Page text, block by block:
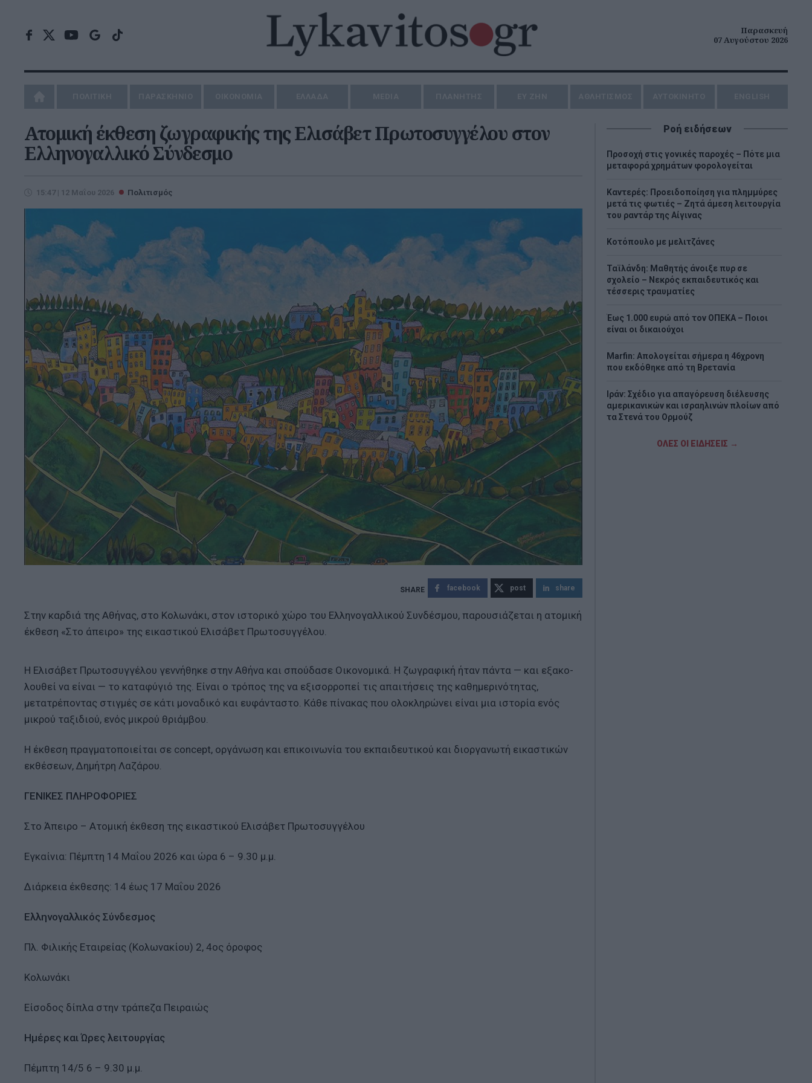
Παρασκευή
07 Αυγούστου 2026
Ατομική έκθεση ζωγραφικής της Ελισάβετ Πρωτοσυγγέλου στον
Ελληνογαλλικό Σύνδεσμο
15:47 | 12 Μαΐου 2026 Πολιτισμός
facebook post share
Στην καρδιά της Αθήνας, στο Κολωνάκι, στον ιστορικό χώρο του Ελληνογαλλικού Συνδέσμου, παρουσιάζεται η ατομική
έκθεση «Στο άπειρο» της εικαστικού Ελισάβετ Πρωτοσυγγέλου.
Η Ελισάβετ Πρωτοσυγγέλου γεννήθηκε στην Αθήνα και σπούδασε Οικονομικά. Η ζωγραφική ήταν πάντα — και εξακο-
λουθεί να είναι — το καταφύγιό της. Είναι ο τρόπος της να εξισορροπεί τις απαιτήσεις της καθημερινότητας,
μετατρέποντας στιγμές σε κάτι μοναδικό και ευφάνταστο. Κάθε πίνακας που ολοκληρώνει είναι μια ιστορία ενός
μικρού ταξιδιού, ενός μικρού θριάμβου.
Η έκθεση πραγματοποιείται σε concept, οργάνωση και επικοινωνία του εκπαιδευτικού και διοργανωτή εικαστικών
εκθέσεων, Δημήτρη Λαζάρου.
ΓΕΝΙΚΕΣ ΠΛΗΡΟΦΟΡΙΕΣ
Στο Άπειρο – Ατομική έκθεση της εικαστικού Ελισάβετ Πρωτοσυγγέλου
Εγκαίνια: Πέμπτη 14 Μαΐου 2026 και ώρα 6 – 9.30 μ.μ.
Διάρκεια έκθεσης: 14 έως 17 Μαΐου 2026
Ελληνογαλλικός Σύνδεσμος
Πλ. Φιλικής Εταιρείας (Κολωνακίου) 2, 4ος όροφος
Κολωνάκι
Είσοδος δίπλα στην τράπεζα Πειραιώς
Ημέρες και Ώρες λειτουργίας
Πέμπτη 14/5 6 – 9.30 μ.μ.
Ροή ειδήσεων
Προσοχή στις γονικές παροχές – Πότε μια
μεταφορά χρημάτων φορολογείται
Καντερές: Προειδοποίηση για πλημμύρες
μετά τις φωτιές – Ζητά άμεση λειτουργία
του ραντάρ της Αίγινας
Κοτόπουλο με μελιτζάνες
Ταϊλάνδη: Μαθητής άνοιξε πυρ σε
σχολείο – Νεκρός εκπαιδευτικός και
τέσσερις τραυματίες
Έως 1.000 ευρώ από τον ΟΠΕΚΑ – Ποιοι
είναι οι δικαιούχοι
Marfin: Απολογείται σήμερα η 46χρονη
που εκδόθηκε από τη Βρετανία
Ιράν: Σχέδιο για απαγόρευση διέλευσης
αμερικανικών και ισραηλινών πλοίων από
τα Στενά του Ορμούζ
Σαν σήμερα - 7 Αυγούστου
ΟΛΕΣ ΟΙ ΕΙΔΗΣΕΙΣ →